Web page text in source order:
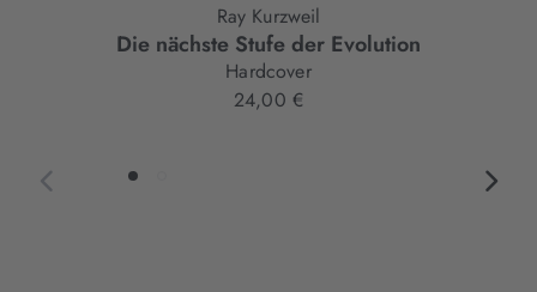
Ray Kurzweil
Die nächste Stufe der Evolution
Hardcover
24,00 €